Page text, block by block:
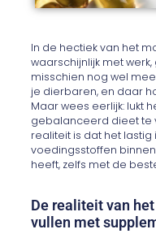
In de hectiek van het
waarschijnlijk met
misschien nog wel
je dierbaren, en daar
Maar wees eerlijk: lukt
gebalanceerd dieet te
realiteit is dat het
voedingsstoffen
heeft, zelfs met de
De realiteit van
vullen met